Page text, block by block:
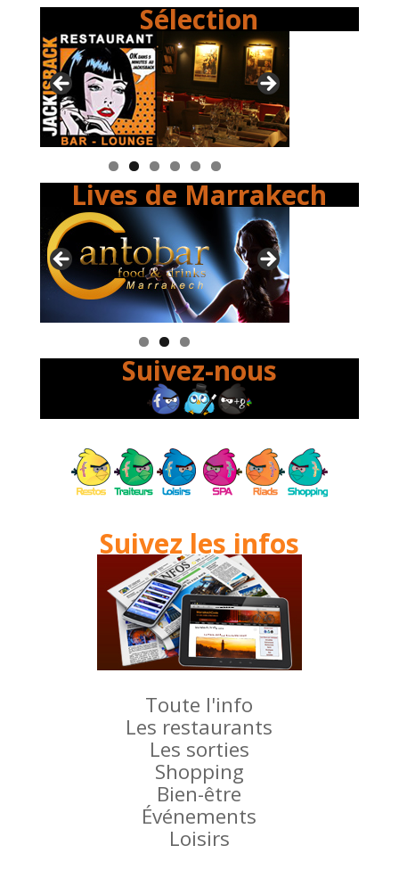
Sélection
Lives de Marrakech
Suivez-nous
Suivez les infos
Toute l'info
Les restaurants
Les sorties
Shopping
Bien-être
Événements
Loisirs